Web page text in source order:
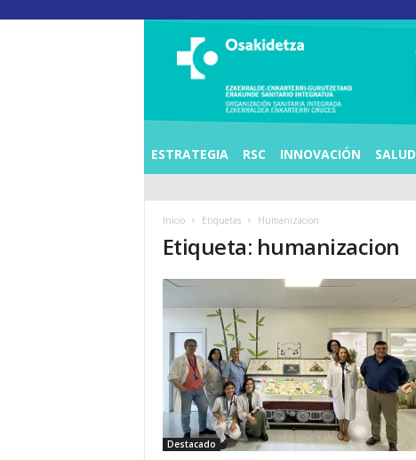
A
ESTRATEGIA RSC INNOVACIÓN SALUD
Inicio Etiquetas Humanizacion
Etiqueta: humanizacion
Destacado